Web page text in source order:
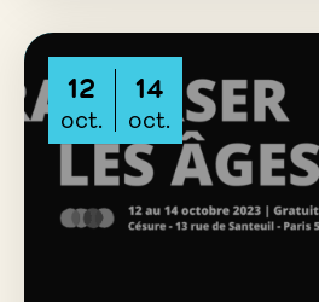
12
oct.
14
oct.